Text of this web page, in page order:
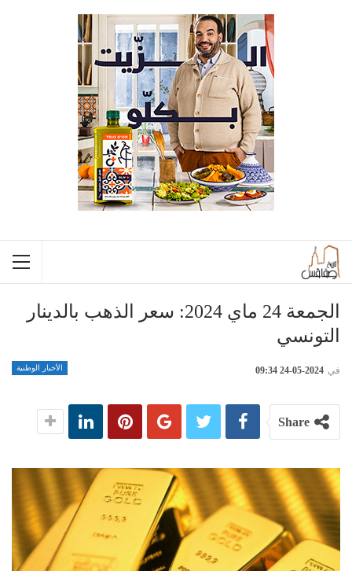
الجمعة 24 ماي 2024: سعر الذهب بالدينار
التونسي
الأخبار الوطنية في 2024-05-24 09:34
Share